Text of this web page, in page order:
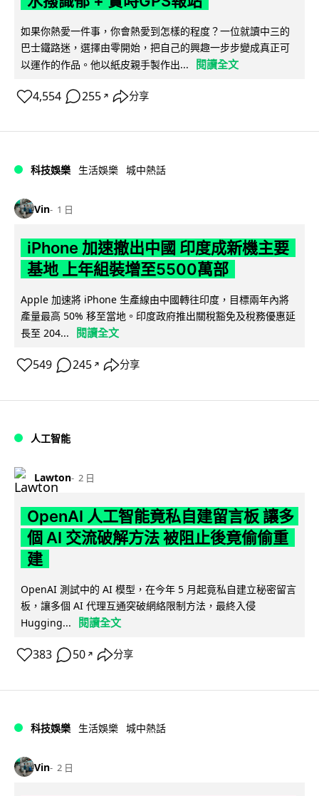
如果你熱愛一件事，你會熱愛到怎樣的程度？一位就讀中三的
巴士鐵路迷，選擇由零開始，把自己的興趣一步步變成真正可
以運作的作品。他以紙皮親手製作出...
閱讀全文
4,554 255 ↗ 分享
科技娛樂 生活娛樂 城中熱話
Vin 1 日
iPhone 加速撤出中國 印度成新機主要
基地 上年組裝增至5500萬部
Apple 加速將 iPhone 生產線由中國轉往印度，目標兩年內將
產量最高 50% 移至當地。印度政府推出關稅豁免及稅務優惠延
長至 204...
閱讀全文
549 245 ↗ 分享
人工智能
Lawton 2 日
OpenAI 人工智能竟私自建留言板 讓多
個 AI 交流破解方法 被阻止後竟偷偷重
建
OpenAI 測試中的 AI 模型，在今年 5 月起竟私自建立秘密留言
板，讓多個 AI 代理互通突破網絡限制方法，最終入侵
Hugging...
閱讀全文
383 50 ↗ 分享
科技娛樂 生活娛樂 城中熱話
Vin 2 日